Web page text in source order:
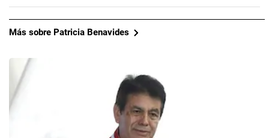
Más sobre Patricia Benavides